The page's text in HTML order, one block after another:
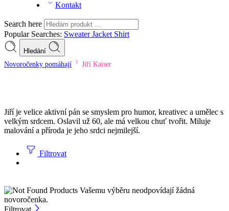
Kontakt
Search here
Popular Searches: SweaterJacket Shirt
Hledání
Novoročenky pomáhají Jiří Kaiser
Jiří je velice aktivní pán se smyslem pro humor, kreativec a umělec s
velkým srdcem. Oslavil už 60, ale má velkou chuť tvořit. Miluje
malování a příroda je jeho srdci nejmilejší.
Filtrovat
Vašemu výběru neodpovídají žádná
novoročenka.
Filtrovat